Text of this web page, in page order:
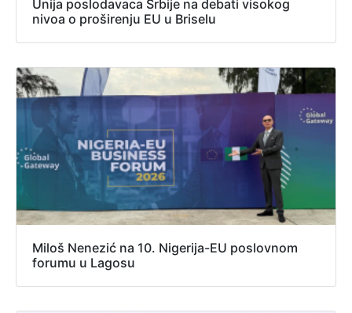
Unija poslodavaca Srbije na debati visokog
nivoa o proširenju EU u Briselu
Miloš Nenezić na 10. Nigerija-EU poslovnom
forumu u Lagosu